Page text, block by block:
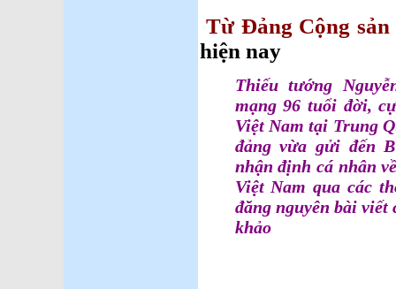
Từ Đảng Cộng sản
hiện nay
Thiếu tướng
mạng 96 tuổi đời,
Việt Nam tại Trung
đảng vừa gửi đến
nhận định cá nhân
Việt Nam qua các
đăng nguyên bài viết
khảo